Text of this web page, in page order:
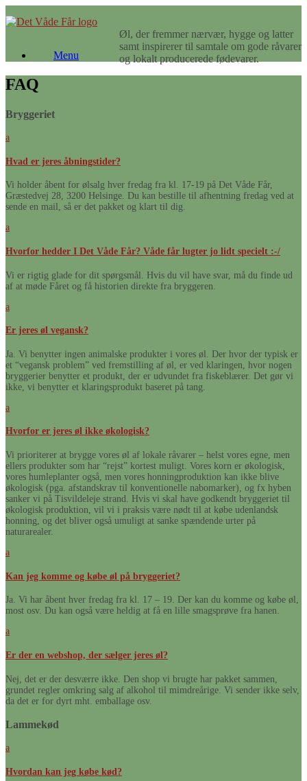
til
Øl, der fremmer nærvær, hygge og latter
samt inspirerer til samtale om gode råvarer
og lokalt producerede fødevarer.
Menu
FAQ
Bryggeriet
a
Hvad er jeres åbningstider?
Vi holder åbent for ølsalg hver fredag fra kl. 17-19 på Det Våde Får,
Græstedvej 28, 3200 Helsinge. Du kan bestille til afhentning fredag ved at
sende en mail, så er det pakket og klart til dig.
a
Hvorfor hedder I Det Våde Får? Våde får lugter jo lidt specielt :-/
Vi er rigtig glade for dit spørgsmål. Hvis du vil have svar, må du finde ud
af at møde Fåret og få historien direkte fra bryggeren.
a
Er jeres øl vegansk?
Ja. Vi benytter ingen animalske produkter i vores øl. Der hvor der typisk er
et “vegansk problem” ved fremstilling af øl, er ved klaringen, hvor nogen
bryggerier benytter et produkt, der er udvundet fra fiskeblærer. Det gør vi
ikke, vi benytter et klaringsprodukt baseret på tang.
a
Hvorfor er jeres øl ikke økologisk?
Vi prioriterer at brygge vores øl af lokale råvarer – helst vores egne, men
ellers produkter som har “rejst” kortest muligt. Vores korn er økologisk,
vores humleplanter også, men vores honningproduktion kan ikke blive
økologisk (pga. afstandskrav til konventionelle nabomarker), og fx hyben
sanker vi på Tisvildeleje strand. Hvis vi skal have godkendt bryggeriet til
økologisk produktion, vil vi i praksis være nødt til at købe udenlandsk
honning, og det bliver også umuligt at sanke spændende urter på
naturarealer.
a
Kan jeg komme og købe øl på bryggeriet?
Ja. Vi har åbent hver fredag fra kl. 17 – 19. Der kan du komme og købe øl,
most osv. Du kan også være heldig at få en lille smagsprøve fra hanen.
a
Er der en webshop, der sælger jeres øl?
Nej, det er der desværre ikke. Den shop vi brugte har pakket sammen,
grundet regler omkring salg af alkohol til mimdreårige. Vi sender ikke selv,
da det er for dyrt mht. emballage osv.
Lammekød
a
Hvordan kan jeg købe kød?